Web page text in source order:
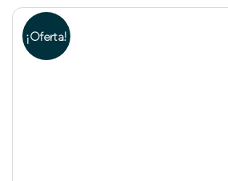
¡Oferta!